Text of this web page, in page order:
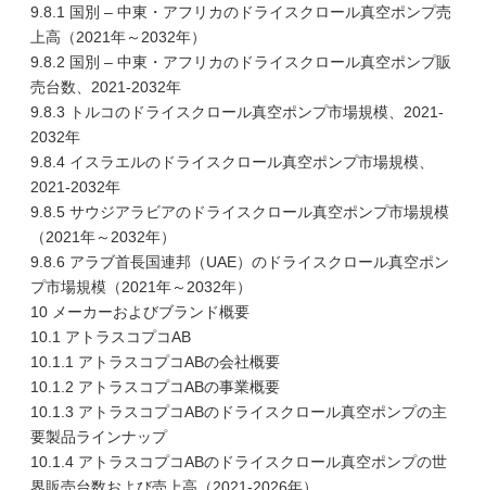
9.8.1 国別 – 中東・アフリカのドライスクロール真空ポンプ売
上高（2021年～2032年）
9.8.2 国別 – 中東・アフリカのドライスクロール真空ポンプ販
売台数、2021-2032年
9.8.3 トルコのドライスクロール真空ポンプ市場規模、2021-
2032年
9.8.4 イスラエルのドライスクロール真空ポンプ市場規模、
2021-2032年
9.8.5 サウジアラビアのドライスクロール真空ポンプ市場規模
（2021年～2032年）
9.8.6 アラブ首長国連邦（UAE）のドライスクロール真空ポン
プ市場規模（2021年～2032年）
10 メーカーおよびブランド概要
10.1 アトラスコプコAB
10.1.1 アトラスコプコABの会社概要
10.1.2 アトラスコプコABの事業概要
10.1.3 アトラスコプコABのドライスクロール真空ポンプの主
要製品ラインナップ
10.1.4 アトラスコプコABのドライスクロール真空ポンプの世